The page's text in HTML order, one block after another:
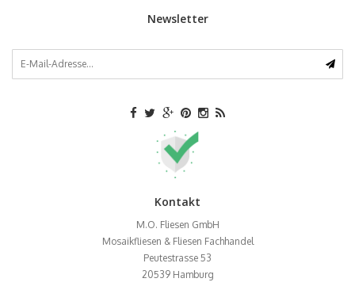
Newsletter
Kontakt
M.O. Fliesen GmbH
Mosaikfliesen & Fliesen Fachhandel
Peutestrasse 53
20539 Hamburg